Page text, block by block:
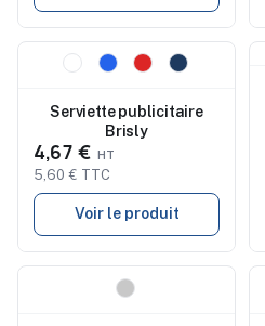
Nouveau
Serviette publicitaire
Brisly
4,67 €
5,60 € TTC
Voir le produit